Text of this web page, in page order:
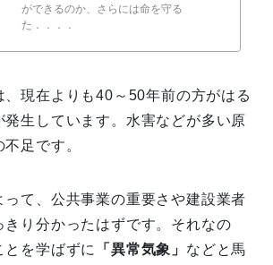
ができるのか、さらには命を守る
た．．．．
、現在よりも40～50年前の方がはる
発生しています。水害などが多い原
足です。
って、公共事業の重要さや建設業者
きり分かったはずです。それなの
とを学ばずに
「異常気象」 などと馬